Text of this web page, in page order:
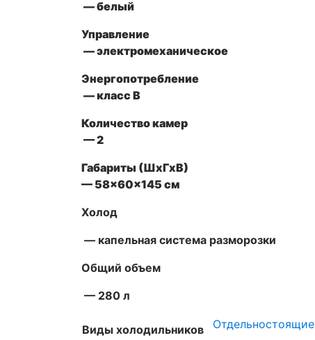
— белый
Управление
— электромеханическое
Энергопотребление
— класс B
Количество камер
— 2
Габариты (ШxГxВ)
— 58x60x145 см
Холод
— капельная система разморозки
Общий объем
— 280 л
Виды холодильников Отдельностоящие